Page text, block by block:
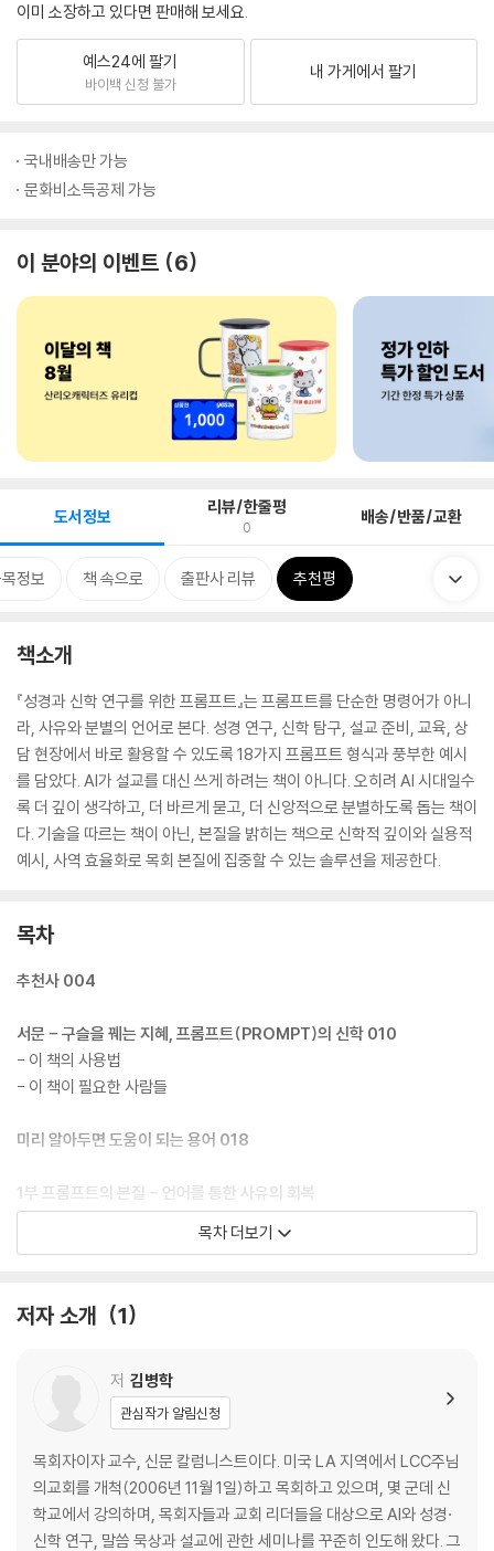
이미 소장하고 있다면 판매해 보세요.
예스24에 팔기
바이백 신청 불가
내 가게에서 팔기
국내배송만 가능
문화비소득공제 가능
이 분야의 이벤트 6
도서정보 리뷰/한줄평
0 배송/반품/교환
정보 책 속으로 출판사 리뷰 추천평
책소개
『성경과 신학 연구를 위한 프롬프트』는 프롬프트를 단순한 명령어가 아니
라, 사유와 분별의 언어로 본다. 성경 연구, 신학 탐구, 설교 준비, 교육, 상
담 현장에서 바로 활용할 수 있도록 18가지 프롬프트 형식과 풍부한 예시
를 담았다. AI가 설교를 대신 쓰게 하려는 책이 아니다. 오히려 AI 시대일수
록 더 깊이 생각하고, 더 바르게 묻고, 더 신앙적으로 분별하도록 돕는 책이
다. 기술을 따르는 책이 아닌, 본질을 밝히는 책으로 신학적 깊이와 실용적
예시, 사역 효율화로 목회 본질에 집중할 수 있는 솔루션을 제공한다.
목차
추천사 004
서문 - 구슬을 꿰는 지혜, 프롬프트(PROMPT)의 신학 010
- 이 책의 사용법
- 이 책이 필요한 사람들
미리 알아두면 도움이 되는 용어 018
1부 프롬프트의 본질 - 언어를 통한 사유의 회복
1장 프롬프트란 무엇인가 025
- 핵심 주제: 프롬프트는 인간의 언어와 하나님의 언약적 소통을 잇는 통
2장 왜 프롬프트를 공부해야 하는가 031
- AI 시대의 사고력 위기
- 정보와 지혜의 차이
- 신앙인은 ‘생각하는 자’, ‘묻는 자’, ‘대화하는 자’
- 핵심 주제: 프롬프트는 기술이 아니라 ‘영적 사고 훈련’이다.
목차 더보기
저자 소개 1
저 김병학
관심작가 알림신청
목회자이자 교수, 신문 칼럼니스트이다. 미국 LA 지역에서 LCC주님
의교회를 개척(2006년 11월 1일)하고 목회하고 있으며, 몇 군데 신
학교에서 강의하며, 목회자들과 교회 리더들을 대상으로 AI와 성경·
신학 연구, 말씀 묵상과 설교에 관한 세미나를 꾸준히 인도해 왔다. 그